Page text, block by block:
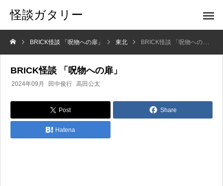
怪談ガタリー
BRICK怪談 「呪物への扉」 東北 BRICK怪談 「呪物への扉」
BRICK怪談 「呪物への扉」
2024年09月 田中俊行 高田公太
Post Share
Hatena